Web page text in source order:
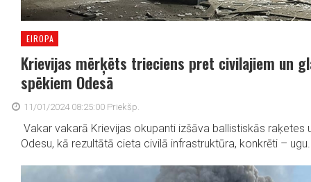
EIROPA
Krievijas mērķēts trieciens pret civilajiem un
spēkiem Odesā
11/01/2024 08:25:00 Priekšp.
Vakar vakarā Krievijas okupanti izšāva ballistiskās raķetes
Odesu, kā rezultātā cieta civilā infrastruktūra, konkrēti –